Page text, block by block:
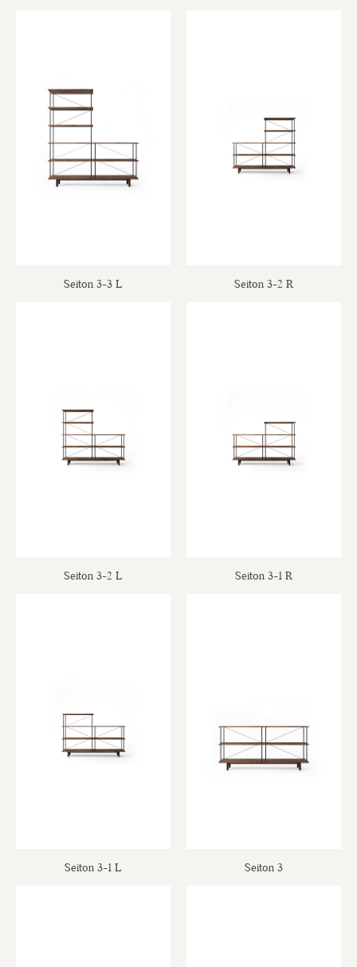
Seiton 3-3 L Seiton 3-2 R
Seiton 3-2 L Seiton 3-1 R
Seiton 3-1 L Seiton 3